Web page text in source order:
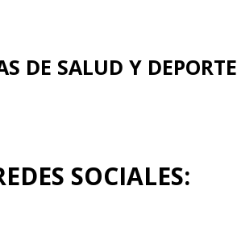
DE SALUD Y DEPORTE
SOCIALES: